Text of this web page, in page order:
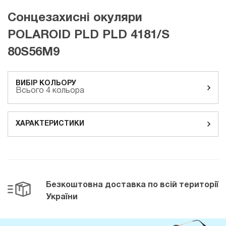
Сонцезахисні окуляри
POLAROID PLD PLD 4181/S
80S56M9
ВИБІР КОЛЬОРУ
Всього 4 кольора
ХАРАКТЕРИСТИКИ
Безкоштовна доставка по всій території
України